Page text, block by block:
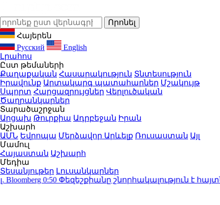
Հայերեն
Русский
English
Լրահոս
Ըստ թեմաների
Քաղաքական Հասարակություն Տնտեսություն
Իրավունք Արտակարգ պատահարներ Մշակույթ
Սպորտ Հարցազրույցներ Վերլուծական
Ծաղրանկարներ
Տարածաշրջան
Արցախ Թուրքիա Ադրբեջան Իրան
Աշխարհ
ԱՄՆ Եվրոպա Մերձավոր Արևելք Ռուսաստան Այլ
Մամուլ
Հայաստան Աշխարհ
Մեդիա
Տեսանյութեր Լուսանկարներ
0:50Փեզեշքիանը շնորհակալություն է